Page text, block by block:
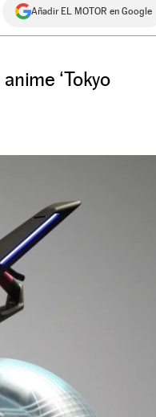
Añadir EL MOTOR en Google
‘Tokyo